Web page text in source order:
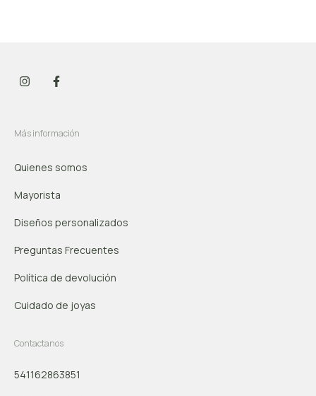
Más información
Quienes somos
Mayorista
Diseños personalizados
Preguntas Frecuentes
Política de devolución
Cuidado de joyas
Contactanos
541162863851